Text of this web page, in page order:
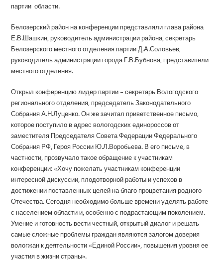
партии области.
Белозерский район на конференции представляли глава района
Е.В.Шашкин, руководитель администрации района, секретарь
Белозерского местного отделения партии Д.А.Соловьев,
руководитель администрации города Г.В.Бубнова, представители
местного отделения.
Открыл конференцию лидер партии – секретарь Вологодского
регионального отделения, председатель Законодательного
Собрания А.Н.Луценко. Он же зачитал приветственное письмо,
которое поступило в адрес вологодских единороссов от
заместителя Председателя Совета Федерации Федерального
Собрания РФ, Героя России Ю.Л.Воробьева. В его письме, в
частности, прозвучало такое обращение к участникам
конференции: «Хочу пожелать участникам конференции
интересной дискуссии, плодотворной работы и успехов в
достижении поставленных целей на благо процветания родного
Отечества. Сегодня необходимо больше времени уделять работе
с населением области и, особенно с подрастающим поколением.
Умение и готовность вести честный, открытый диалог и решать
самые сложные проблемы граждан являются залогом доверия
вологжан к деятельности «Единой России», повышения уровня ее
участия в жизни страны».